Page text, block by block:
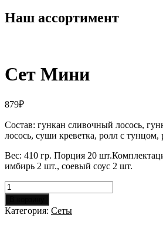
Наш ассортимент
Сет Мини
879₽
Состав: гункан сливочный лосось,
лосось, суши креветка, ролл с тунцом,
Вес: 410 гр. Порция 20
имбирь 2 шт., соевый соус 2 шт.
Количество
товара
Сет
Мини
Категория: Сеты